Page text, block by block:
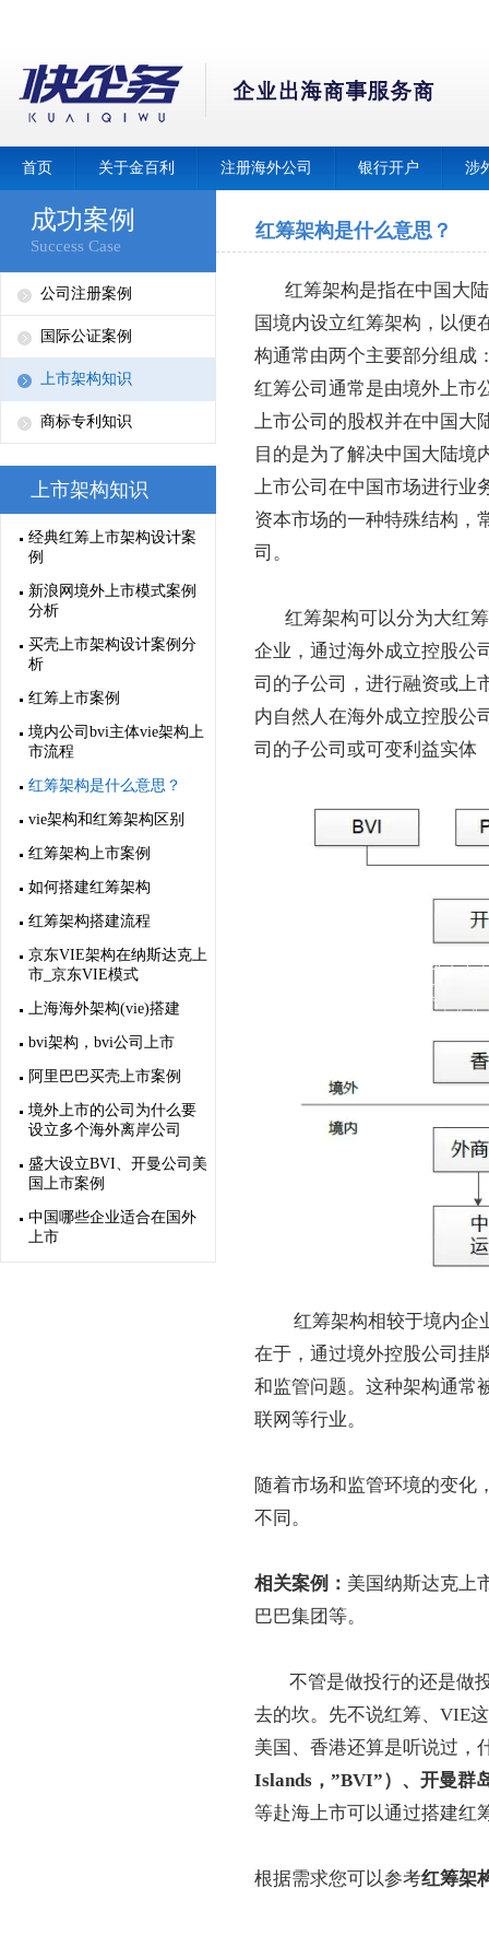
首页 关于金百利 注册海外公司 银行开户 涉
成功案例
Success Case
公司注册案例
国际公证案例
上市架构知识
商标专利知识
上市架构知识
经典红筹上市架构设计案
例
新浪网境外上市模式案例
分析
买壳上市架构设计案例分
析
红筹上市案例
境内公司bvi主体vie架构上
市流程
红筹架构是什么意思？
vie架构和红筹架构区别
红筹架构上市案例
如何搭建红筹架构
红筹架构搭建流程
京东VIE架构在纳斯达克上
市_京东VIE模式
上海海外架构(vie)搭建
bvi架构，bvi公司上市
阿里巴巴买壳上市案例
境外上市的公司为什么要
设立多个海外离岸公司
盛大设立BVI、开曼公司美
国上市案例
中国哪些企业适合在国外
上市
红筹架构是什么意思？
红筹架构是指在中国大陆
国境内设立红筹架构，以便
构通常由两个主要部分组成
红筹公司通常是由境外上市
上市公司的股权并在中国大
目的是为了解决中国大陆境
上市公司在中国市场进行业
资本市场的一种特殊结构，
司。
红筹架构可以分为大红筹
企业，通过海外成立控股公
司的子公司，进行融资或上
内自然人在海外成立控股公
司的子公司或可变利益实体
红筹架构相较于境内企业
在于，通过境外控股公司挂
和监管问题。这种架构通常
联网等行业。
随着市场和监管环境的变化
不同。
相关案例： 美国纳斯达克上
巴巴集团等。
不管是做投行的还是做投
去的坎。先不说红筹、VIE
美国、香港还算是听说过，
Islands，”BVI”）、开曼群
等赴海上市可以通过搭建红
根据需求您可以参考红筹架